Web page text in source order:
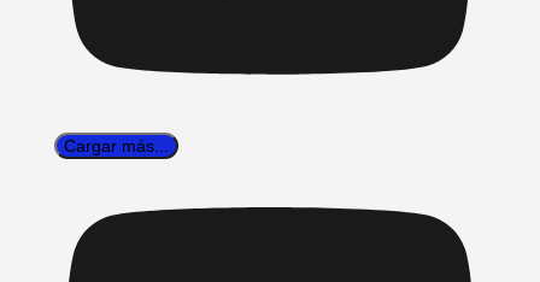
Cargar más...